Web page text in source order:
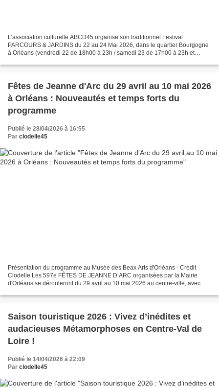
L’association culturelle ABCD45 organise son traditionnel Festival
PARCOURS & JARDINS du 22 au 24 Mai 2026, dans le quartier Bourgogne
à Orléans (vendredi 22 de 18h00 à 23h / samedi 23 de 17h00 à 23h et
Fêtes de Jeanne d'Arc du 29 avril au 10 mai 2026
à Orléans : Nouveautés et temps forts du
programme
Publié le 28/04/2026 à 16:55
Par clodelle45
Présentation du programme au Musée des Beax Arts d'Orléans - Crédit
Clodelle Les 597e FÊTES DE JEANNE D’ARC organisées par la Mairie
d'Orléans se dérouleront du 29 avril au 10 mai 2026 au centre-ville, avec
Saison touristique 2026 : Vivez d’inédites et
audacieuses Métamorphoses en Centre-Val de
Loire !
Publié le 14/04/2026 à 22:09
Par clodelle45